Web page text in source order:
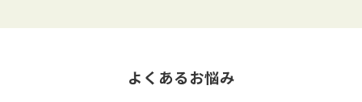
よくあるお悩み